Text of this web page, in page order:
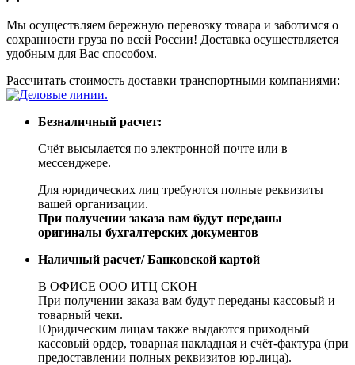
Мы осуществляем бережную перевозку товара и заботимся о
сохранности груза по всей России! Доставка осуществляется
удобным для Вас способом.
Рассчитать стоимость доставки транспортными компаниями:
Безналичный расчет:
Счёт высылается по электронной почте или в
мессенджере.
Для юридических лиц требуются полные реквизиты
вашей организации.
При получении заказа вам будут переданы
оригиналы бухгалтерских документов
Наличный расчет/ Банковской картой
В ОФИСЕ ООО ИТЦ СКОН
При получении заказа вам будут переданы кассовый и
товарный чеки.
Юридическим лицам также выдаются приходный
кассовый ордер, товарная накладная и счёт-фактура (при
предоставлении полных реквизитов юр.лица).